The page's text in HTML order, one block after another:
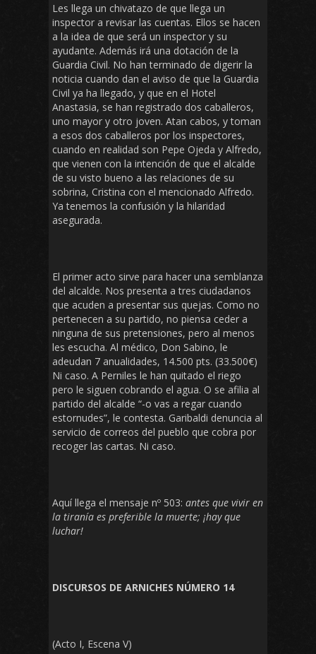
Les llega un chivatazo de que llega un
inspector a revisar las cuentas. Ellos se hacen
a la idea de que será un inspector y su
ayudante. Además irá una dotación de la
Guardia Civil. No han terminado de digerir la
noticia cuando dan el aviso de que la Guardia
Civil ya ha llegado, y que en el Hotel
Anastasia, se han registrado dos caballeros,
uno mayor y otro joven. Atan cabos, y toman
a esos dos caballeros por los inspectores,
cuando en realidad son Pepe Ojeda y Alfredo,
que vienen con la intención de que el alcalde
de su visto bueno a las relaciones de su
sobrina, Cristina con el mencionado Alfredo.
Ya tenemos la confusión y la hilaridad
asegurada.
El primer acto sirve para hacer una semblanza
del alcalde. Nos presenta a tres ciudadanos
que acuden a presentar sus quejas. Como no
pertenecen a su partido, no piensa ceder a
ninguna de sus pretensiones, pero al menos
les escucha. Al médico, Don Sabino, le
adeudan 7 anualidades, 14.500 pts. (33.500€)
Ni caso. A Perniles le han quitado el riego
pero le siguen cobrando el agua. O se afilia al
partido del alcalde “-o vas a regar cuando
estornudes”, le contesta. Garibaldi denuncia al
servicio de correos del pueblo que cobra por
recoger las cartas. Ni caso.
Aquí llega el mensaje nº 503: antes que vivir en
la tiranía es preferible la muerte; ¡hay que
luchar!
DISCURSOS DE ARNICHES NÚMERO 14
(Acto I, Escena V)